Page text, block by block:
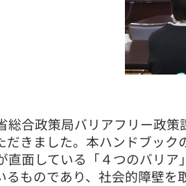
総合政策局バリアフリー政
だきました。本ハンドブッ
直面している「４つのバリ
るものであり、社会的障壁を